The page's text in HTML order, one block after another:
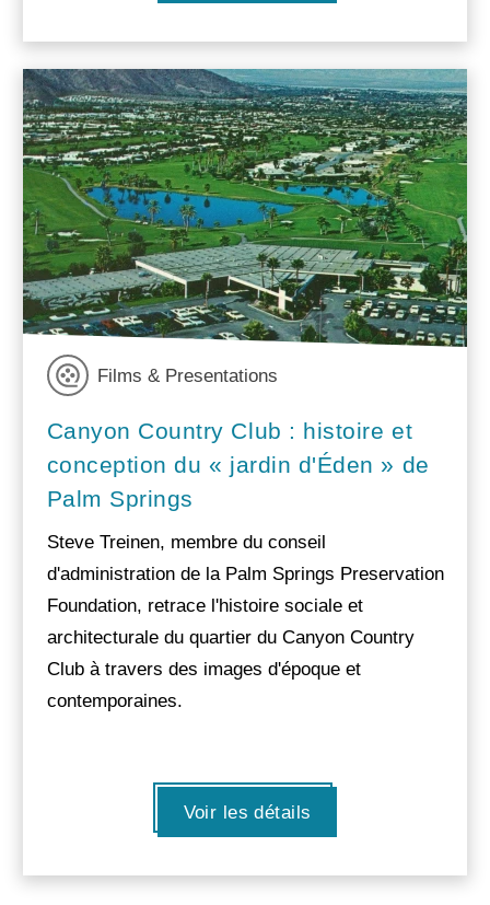
Films & Presentations
Canyon Country Club : histoire et
conception du « jardin d'Éden » de
Palm Springs
Steve Treinen, membre du conseil
d'administration de la Palm Springs Preservation
Foundation, retrace l'histoire sociale et
architecturale du quartier du Canyon Country
Club à travers des images d'époque et
contemporaines.
Voir les détails